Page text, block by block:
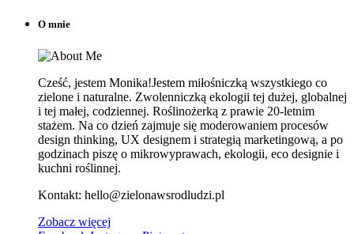
O mnie
Cześć, jestem Monika!Jestem miłośniczką wszystkiego co
zielone i naturalne. Zwolenniczką ekologii tej dużej, globalnej
i tej małej, codziennej. Roślinożerką z prawie 20-letnim
stażem. Na co dzień zajmuje się moderowaniem procesów
design thinking, UX designem i strategią marketingową, a po
godzinach piszę o mikrowyprawach, ekologii, eco designie i
kuchni roślinnej.
Kontakt: hello@zielonawsrodludzi.pl
Zobacz więcej